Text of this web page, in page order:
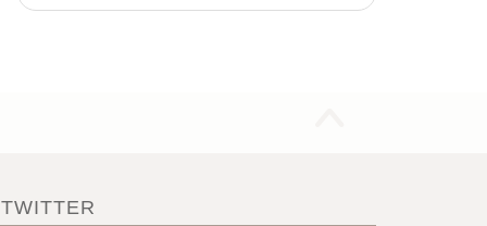
TWITTER